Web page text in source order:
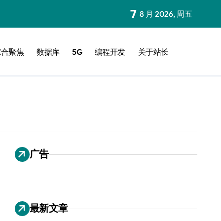
7 8 月 2026, 周五
聚焦 数据库 5G 编程开发 关于站长
广告
最新文章